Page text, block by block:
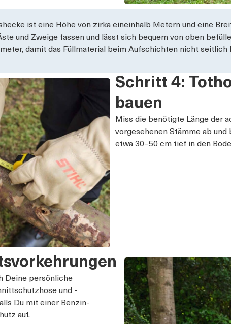
ist eine Höhe von zirka eineinhalb Metern und eine
und Zweige fassen und lässt sich bequem von oben
damit das Füllmaterial beim Aufschichten nicht seitlich
Schritt 4:
bauen
Miss die benötigte Länge der
vorgesehenen Stämme ab
etwa 30–50 cm tief in den
Deine persönliche
und -
Du mit einer Benzin-
auf.